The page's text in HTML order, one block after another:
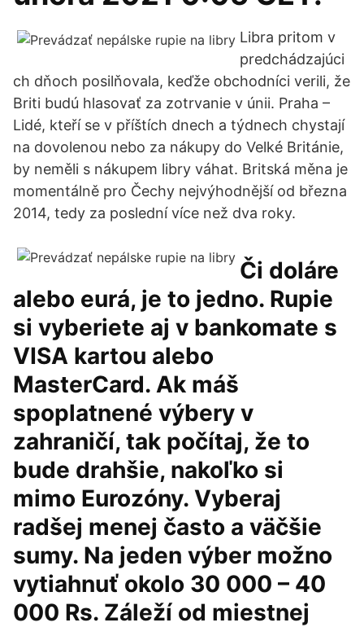
Libra pritom v
predchádzajúci
ch dňoch posilňovala, keďže obchodníci verili, že
Briti budú hlasovať za zotrvanie v únii. Praha –
Lidé, kteří se v příštích dnech a týdnech chystají
na dovolenou nebo za nákupy do Velké Británie,
by neměli s nákupem libry váhat. Britská měna je
momentálně pro Čechy nejvýhodnější od března
2014, tedy za poslední více než dva roky.
Či doláre
alebo eurá, je to jedno. Rupie
si vyberiete aj v bankomate s
VISA kartou alebo
MasterCard. Ak máš
spoplatnené výbery v
zahraničí, tak počítaj, že to
bude drahšie, nakoľko si
mimo Eurozóny. Vyberaj
radšej menej často a väčšie
sumy. Na jeden výber možno
vytiahnuť okolo 30 000 – 40
000 Rs. Záleží od miestnej